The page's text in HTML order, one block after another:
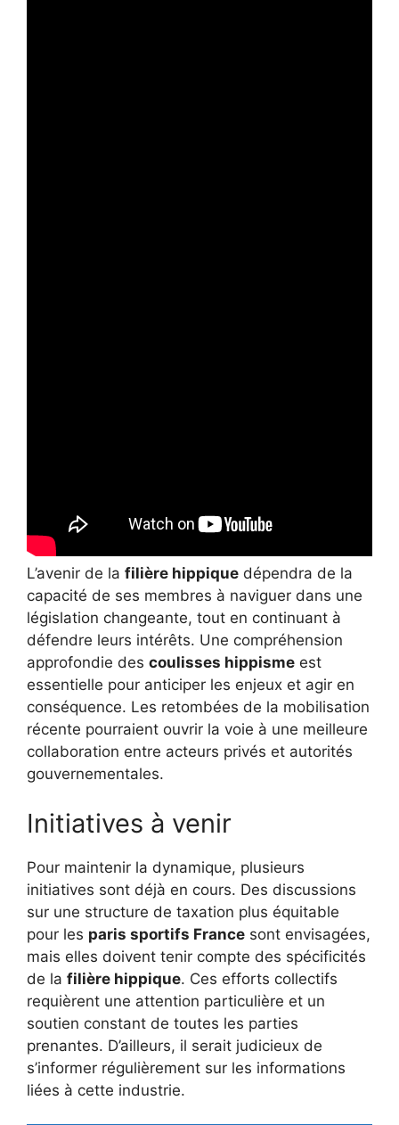
L’avenir de la filière hippique dépendra de la
capacité de ses membres à naviguer dans une
législation changeante, tout en continuant à
défendre leurs intérêts. Une compréhension
approfondie des coulisses hippisme est
essentielle pour anticiper les enjeux et agir en
conséquence. Les retombées de la mobilisation
récente pourraient ouvrir la voie à une meilleure
collaboration entre acteurs privés et autorités
gouvernementales.
Initiatives à venir
Pour maintenir la dynamique, plusieurs
initiatives sont déjà en cours. Des discussions
sur une structure de taxation plus équitable
pour les paris sportifs France sont envisagées,
mais elles doivent tenir compte des spécificités
de la filière hippique. Ces efforts collectifs
requièrent une attention particulière et un
soutien constant de toutes les parties
prenantes. D’ailleurs, il serait judicieux de
s’informer régulièrement sur les informations
liées à cette industrie.